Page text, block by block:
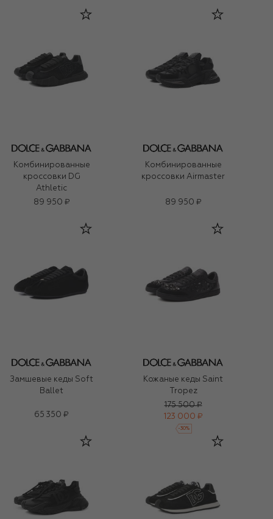
Комбинированные
кроссовки DG
Athletic
89 950 ₽
Комбинированные
кроссовки Airmaster
89 950 ₽
Замшевые кеды Soft
Ballet
65 350 ₽
Кожаные кеды Saint
Tropez
175 500 ₽
123 000 ₽
-30%